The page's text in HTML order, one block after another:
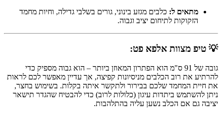
מתאים ל: כלבים מגזע בינוני, גורים בשלבי גדילה, וחיות מחמד
הזקוקות לתיחום יציב וגבוה.
💡 טיפ מצוות אלפא פט:
גובה של 91 ס"מ הוא הפתרון המאוזן ביותר – הוא גבוה מספיק כדי
להרתיע את רוב הכלבים מניסיונות קפיצה, אך עדיין מאפשר לכם לראות
את חיית המחמד שלכם בבירור ולתקשר איתה בקלות. בשימוש בחצר,
ניתן להשתמש ביתדות עיגון (כלולות לרוב) כדי להבטיח שהגדר תישאר
יציבה גם אם הכלב נשען עליה בהתלהבות.